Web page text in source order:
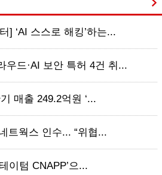
] ‘AI 스스로 해킹’하는...
우드·AI 보안 특허 4건 취...
매출 249.2억원 ‘...
트웍스 인수... “위협...
이텀 CNAPP’으...